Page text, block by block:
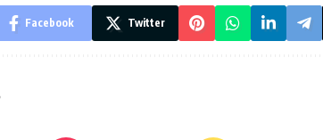
Facebook Twitter